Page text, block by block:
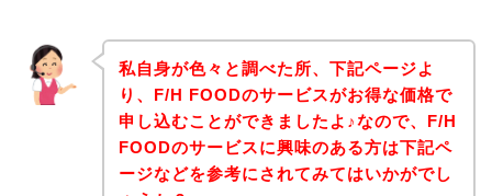
私自身が色々と調べた所、下記ページよ
り、F/H FOODのサービスがお得な価格で
申し込むことができましたよ♪なので、F/H
FOODのサービスに興味のある方は下記ペ
ージなどを参考にされてみてはいかがでし